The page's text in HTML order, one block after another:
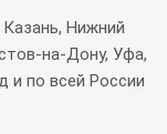
Казань, Нижний
на-Дону, Уфа,
и по всей России